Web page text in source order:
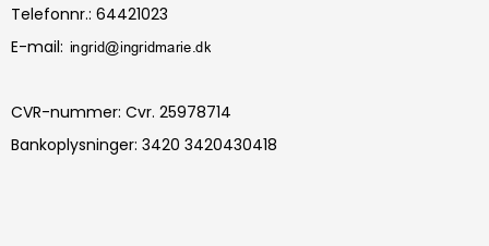
Telefonnr.: 64421023
E-mail:
CVR-nummer: Cvr. 25978714
Bankoplysninger: 3420 3420430418